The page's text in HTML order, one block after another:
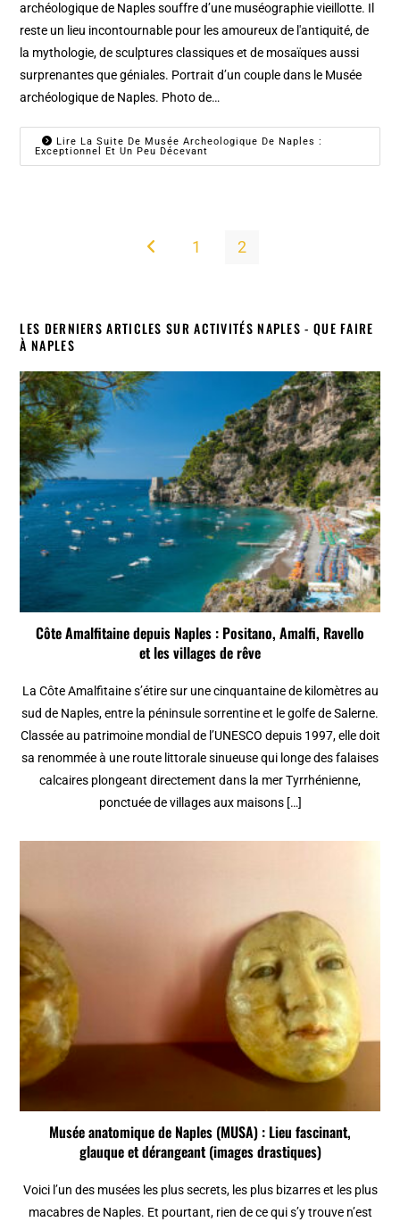
archéologique de Naples souffre d’une muséographie vieillotte. Il
reste un lieu incontournable pour les amoureux de l'antiquité, de
la mythologie, de sculptures classiques et de mosaïques aussi
surprenantes que géniales. Portrait d’un couple dans le Musée
archéologique de Naples. Photo de…
Lire La Suite De Musée Archeologique De Naples :
Exceptionnel Et Un Peu Décevant
Go to the previous page
1 2
LES DERNIERS ARTICLES SUR ACTIVITÉS NAPLES - QUE FAIRE
À NAPLES
Côte Amalfitaine depuis Naples : Positano, Amalfi, Ravello
et les villages de rêve
La Côte Amalfitaine s’étire sur une cinquantaine de kilomètres au
sud de Naples, entre la péninsule sorrentine et le golfe de Salerne.
Classée au patrimoine mondial de l’UNESCO depuis 1997, elle doit
sa renommée à une route littorale sinueuse qui longe des falaises
calcaires plongeant directement dans la mer Tyrrhénienne,
ponctuée de villages aux maisons […]
Musée anatomique de Naples (MUSA) : Lieu fascinant,
glauque et dérangeant (images drastiques)
Voici l’un des musées les plus secrets, les plus bizarres et les plus
macabres de Naples. Et pourtant, rien de ce qui s’y trouve n’est